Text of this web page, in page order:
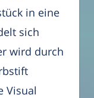
in eine
sich
wird durch
Visual